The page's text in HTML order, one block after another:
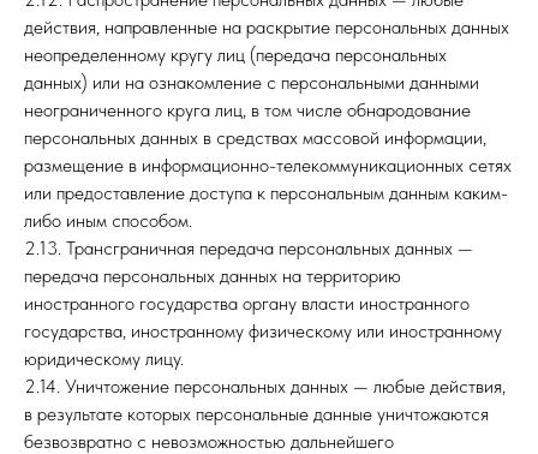
действия, направленные на раскрытие персональных данных
неопределенному кругу лиц (передача персональных
данных) или на ознакомление с персональными данными
неограниченного круга лиц, в том числе обнародование
персональных данных в средствах массовой информации,
размещение в информационно-телекоммуникационных сетях
или предоставление доступа к персональным данным каким-
либо иным способом.
2.13. Трансграничная передача персональных данных —
передача персональных данных на территорию
иностранного государства органу власти иностранного
государства, иностранному физическому или иностранному
юридическому лицу.
2.14. Уничтожение персональных данных — любые действия,
в результате которых персональные данные уничтожаются
безвозвратно с невозможностью дальнейшего